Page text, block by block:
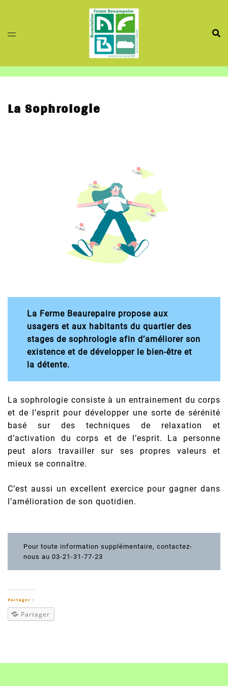
contenu
La Sophrologie
La Ferme Beaurepaire propose aux
usagers et aux habitants du quartier des
stages de sophrologie afin d’améliorer son
existence et de développer le bien-être et
la détente.
La sophrologie consiste à un entrainement du corps
et de l’esprit pour développer une sorte de sérénité
basé sur des techniques de relaxation et
d’activation du corps et de l’esprit. La personne
peut alors travailler sur ses propres valeurs et
mieux se connaître.
C’est aussi un excellent exercice pour gagner dans
l’amélioration de son quotidien.
Pour toute information supplémentaire, contactez-
nous au 03-21-31-77-23
Partager :
Partager